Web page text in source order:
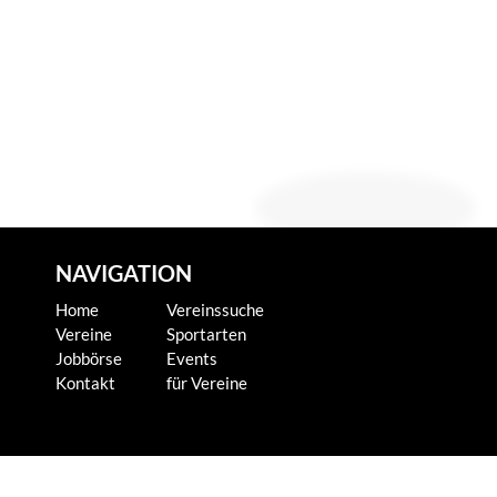
NAVIGATION
Home
Vereinssuche
Vereine
Sportarten
Jobbörse
Events
Kontakt
für Vereine